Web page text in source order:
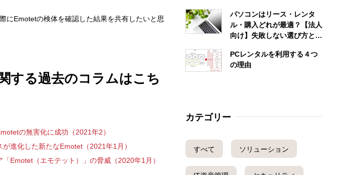
にEmotetの検体を確認した結果を共有したいと思
する過去のコラムはこち
の無害化に成功（2021年2）
進化した新たなEmotet（2021年1月）
Emotet（エモテット）」の脅威（2020年1月）
パソコンはリース・レンタ
ル・購入どれが最適？【法人
向け】失敗しない選び方と目
PCレンタルを利用する４つ
の理由
カテゴリー
すべて ソリューション